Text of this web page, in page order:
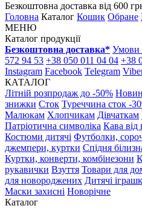
Безкоштовна доставка від 600
Головна Каталог Кошик Обране
МЕНЮ
Каталог продукції
Безкоштовна доставка* Умови
572 94 53 +38 050 011 04 04 +38
Instagram Facebook Telegram
КАТАЛОГ
Літній розпродаж до -50%
знижки Сток Туреччина сток -
Малюкам Хлопчикам Дівчаткам
Патріотична символіка Кава від
Костюми дитячі Футболки,
джемпери, куртки Спідня
Куртки, конверти, комбінезони
рукавички Взуття Товари для
для новороджених Дитячі
Маски захисні Новорічне
Каталог